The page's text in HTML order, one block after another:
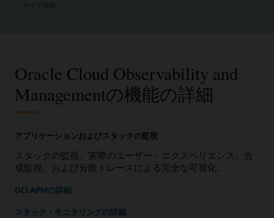
今すぐ登録
Oracle Cloud Observability and
Managementの機能の詳細
アプリケーションおよびスタックの監視
スタックの監視、実際のユーザー・エクスペリエンス、合
成監視、および分散トレースによる完全な可視化。
OCI APMの詳細
スタック・モニタリングの詳細